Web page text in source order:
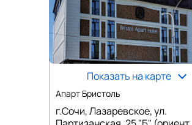
Показать на карте
Апарт Бристоль
г.Сочи, Лазаревское, ул.